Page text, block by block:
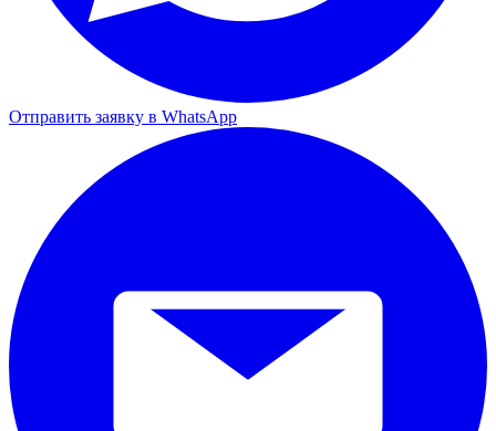
Отправить заявку в WhatsApp